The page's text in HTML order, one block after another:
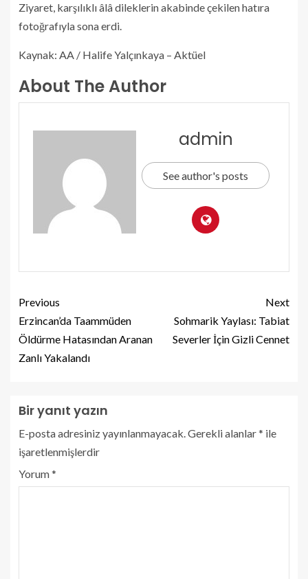
Ziyaret, karşılıklı âlâ dileklerin akabinde çekilen hatıra
fotoğrafıyla sona erdi.
Kaynak: AA / Halife Yalçınkaya – Aktüel
About The Author
admin
See author's posts
Previous
Erzincan’da Taammüden
Öldürme Hatasından Aranan
Zanlı Yakalandı
Next
Sohmarik Yaylası: Tabiat
Severler İçin Gizli Cennet
Bir yanıt yazın
E-posta adresiniz yayınlanmayacak.Gerekli alanlar* ile
işaretlenmişlerdir
Yorum*